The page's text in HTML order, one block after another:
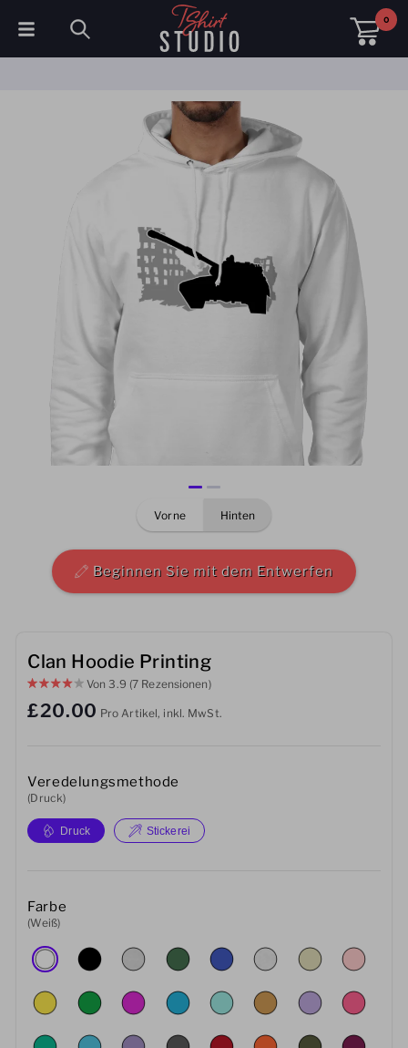
0
Arbeitskleidung
Fleece & Jacken
Warnschutzkleidung
Baby
Tassen
Sport-Accessoires
vorne hinten
Beginnen Sie mit dem Entwerfen
Clan Hoodie Printing
Von3.9 (7 Rezensionen)
£20.00 Pro Artikel, inkl. MwSt.
Veredelungsmethode
(Druck)
Druck Stickerei
Farbe
(Weiß)